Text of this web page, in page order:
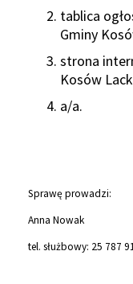
tablica
Gminy
strona
Kosów
a/a.
Sprawę prowadzi:
Anna Nowak
tel. służbowy: 25 787